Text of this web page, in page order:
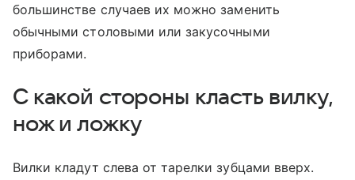
большинстве случаев их можно заменить
обычными столовыми или закусочными
приборами.
С какой стороны класть вилку,
нож и ложку
Вилки кладут слева от тарелки зубцами вверх.